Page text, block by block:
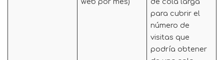
web por mes)
de cola larga
para cubrir el
número de
visitas que
podría obtener